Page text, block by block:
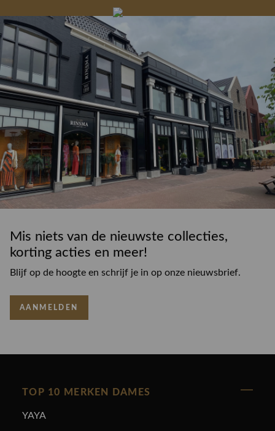
drankje
Gratis retourneren in
de winkel
Deskundig
kledingadvies
Mis niets van de nieuwste collecties,
korting acties en meer!
Blijf op de hoogte en schrijf je in op onze nieuwsbrief.
AANMELDEN
TOP 10 MERKEN DAMES
YAYA